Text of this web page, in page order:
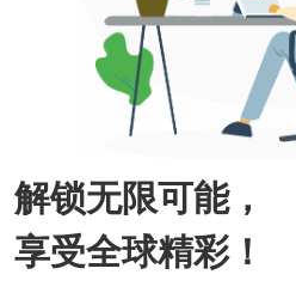
解锁无限可能，
享受全球精彩！